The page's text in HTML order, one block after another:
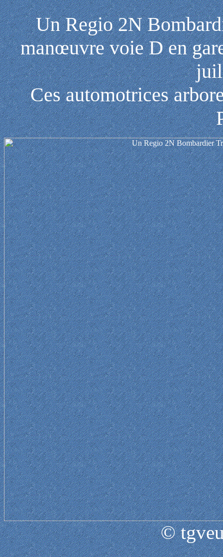
Un Regio 2N
manœuvre voie D en
Ces automotrices
©